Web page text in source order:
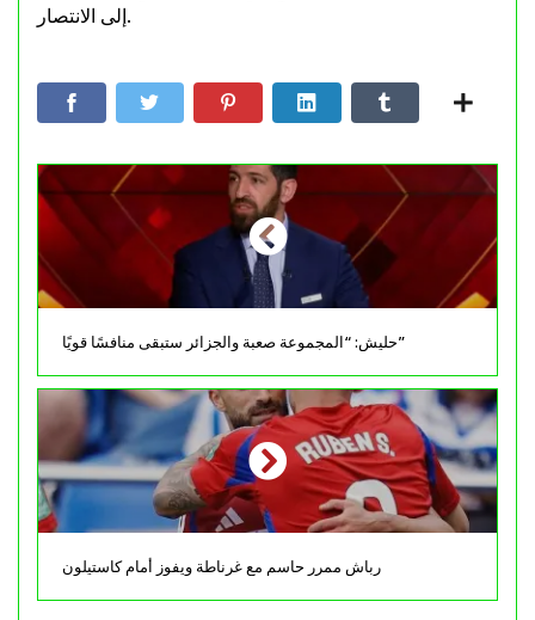
إلى الانتصار.
حليش: “المجموعة صعبة والجزائر ستبقى منافسًا قويًا”
رباش ممرر حاسم مع غرناطة ويفوز أمام كاستيلون